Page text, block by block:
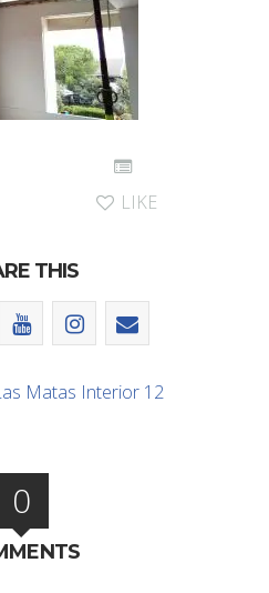
LIKE
THIS
Matas Interior 12
0